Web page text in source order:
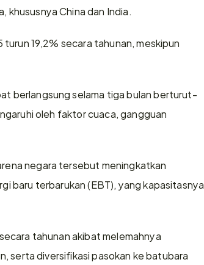
khususnya China dan India.
19,2% secara tahunan, meskipun
berlangsung selama tiga bulan berturut-
oleh faktor cuaca, gangguan
negara tersebut meningkatkan
baru terbarukan (EBT), yang kapasitasnya
tahunan akibat melemahnya
serta diversifikasi pasokan ke batubara